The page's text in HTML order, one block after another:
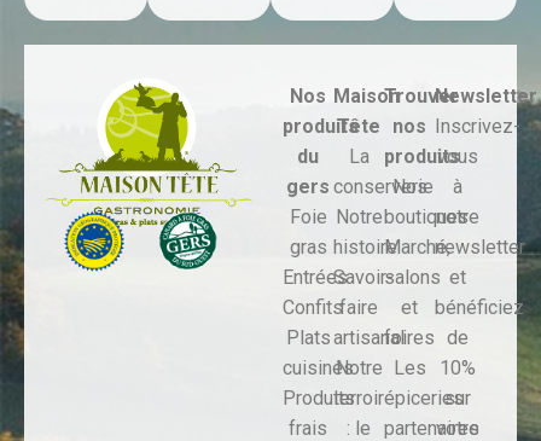
Nos
produits
du
gers
Foie
gras
Entrées
Confits
Plats
cuisinés
Produits
frais
Maison
Tête
La
conserverie
Notre
histoire
Savoir-
faire
artisanal
Notre
terroir
: le
Trouver
nos
produits
Nos
boutiques
Marché,
salons
et
foires
Les
épiceries
partenaires
Newsletter
Inscrivez-
vous
à
notre
newsletter
et
bénéficiez
de
10%
sur
votre